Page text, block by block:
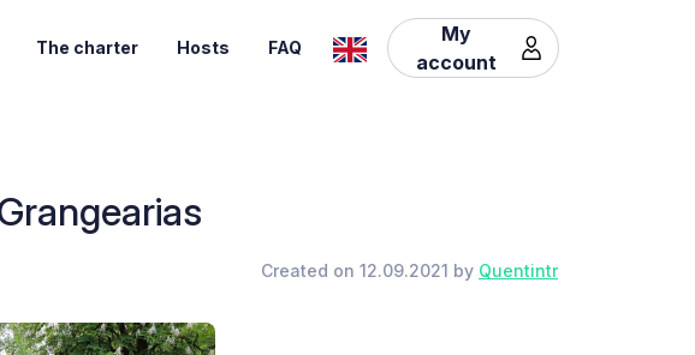
The charter Hosts FAQ
My
account
Created on 12.09.2021 by Quentintr